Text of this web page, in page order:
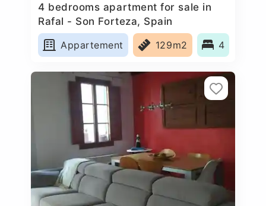
4 bedrooms apartment for sale in
Rafal - Son Forteza, Spain
Appartement
129m2 4